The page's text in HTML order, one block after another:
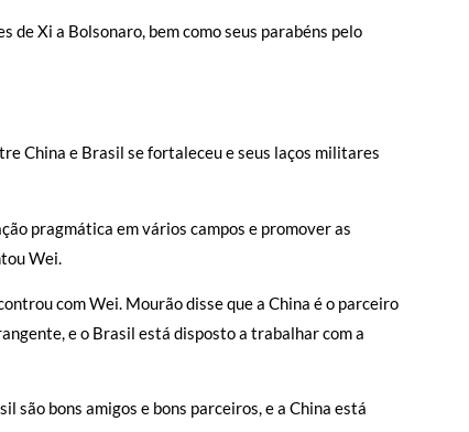
Xi a Bolsonaro, bem como seus parabéns pelo
China e Brasil se fortaleceu e seus laços militares
pragmática em vários campos e promover as
Wei.
com Wei. Mourão disse que a China é o parceiro
e o Brasil está disposto a trabalhar com a
são bons amigos e bons parceiros, e a China está